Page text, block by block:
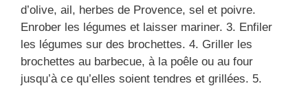
d’olive, ail, herbes de Provence, sel et poivre.
Enrober les légumes et laisser mariner. 3. Enfiler
les légumes sur des brochettes. 4. Griller les
brochettes au barbecue, à la poêle ou au four
jusqu’à ce qu’elles soient tendres et grillées. 5.